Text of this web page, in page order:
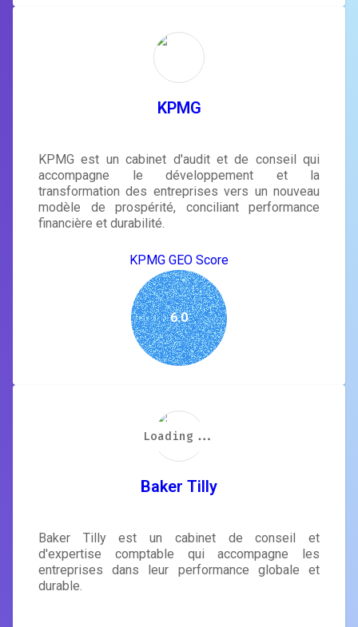
KPMG
KPMG est un cabinet d'audit et de conseil qui
accompagne le développement et la
transformation des entreprises vers un nouveau
modèle de prospérité, conciliant performance
financière et durabilité.
KPMG GEO Score
6.0
Baker Tilly
Baker Tilly est un cabinet de conseil et
d'expertise comptable qui accompagne les
entreprises dans leur performance globale et
durable.
Loading...
Loading...
Loading...
Loading...
Loading...
Loading...
Loading...
Loading...